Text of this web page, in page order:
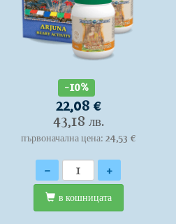
-10%
22,08 €
43,18 лв.
първоначална цена: 24,53 €
Количество
- +
в кошницата